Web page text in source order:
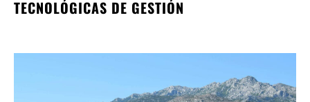
TECNOLÓGICAS DE GESTIÓN